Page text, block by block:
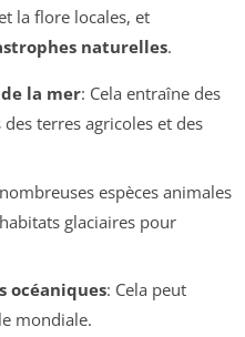
la flore locales, et
naturelles.
la mer: Cela entraîne des
terres agricoles et des
espèces animales
glaciaires pour
océaniques: Cela peut
mondiale.